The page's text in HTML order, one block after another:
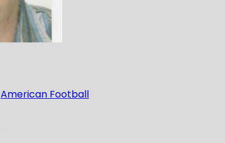
American Football